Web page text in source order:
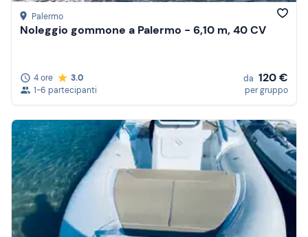
Palermo
Noleggio gommone a Palermo - 6,10 m, 40 CV
4 ore
3.0
1-6 partecipanti
da 120 €
per gruppo